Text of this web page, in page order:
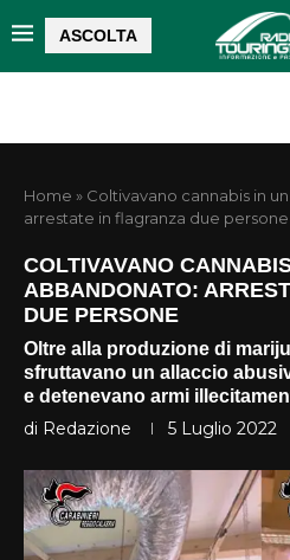
ASCOLTA
Home » Coltivavano cannabis in
arrestate in flagranza due persone
COLTIVAVANO
ABBANDONATO:
DUE PERSONE
Oltre alla produzione di
sfruttavano un allaccio
e detenevano armi
di Redazione 5 Luglio 2022